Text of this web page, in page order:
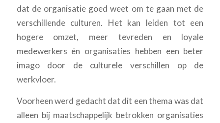
dat de organisatie goed weet om te gaan met de
verschillende culturen. Het kan leiden tot een
hogere omzet, meer tevreden en loyale
medewerkers én organisaties hebben een beter
imago door de culturele verschillen op de
werkvloer.
Voorheen werd gedacht dat dit een thema was dat
alleen bij maatschappelijk betrokken organisaties